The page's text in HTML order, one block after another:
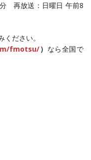
再放送：日曜日 午前8
ください。
fmotsu/） なら全国で